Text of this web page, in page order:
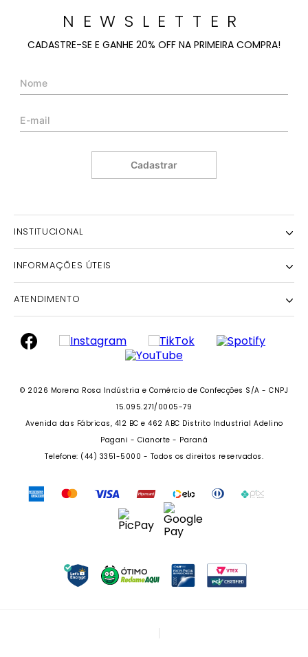
NEWSLETTER
CADASTRE-SE E GANHE 20% OFF NA PRIMEIRA COMPRA!
Cadastrar
INSTITUCIONAL
NOSSA HISTÓRIA
NOSSAS LOJAS
POLÍTICA DE PRIVACIDADE
INSTITUTO MORENA ROSA
PERSONAL SHOPPER
INFORMAÇÕES ÚTEIS
TROQUE FÁCIL
RECLAME AQUI
ATENDIMENTO
FALECONOSCO@IODICE.COM.BR
© 2026 Morena Rosa Indústria e Comércio de Confecções S/A - CNPJ
15.095.271/0005-79
Avenida das Fábricas, 412 BC e 462 ABC Distrito Industrial Adelino
Pagani - Cianorte - Paraná
Telefone: (44) 3351-5000 - Todos os direitos reservados.